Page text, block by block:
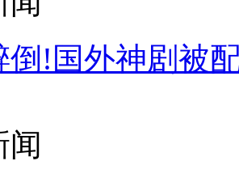
倒!国外神剧被
闻